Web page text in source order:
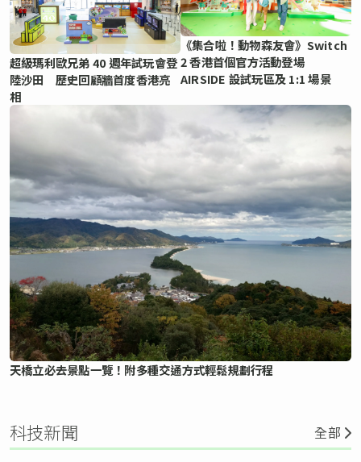
超級瑪利歐兄弟 40 週年試玩會登
陸沙田 歷史回顧牆首度香港亮
相
《集合啦！動物森友會》Switch
2 香港首個官方活動登場
AIRSIDE 設試玩區及 1:1 場景
天橋立必去景點一覽！附多種交通方式輕鬆規劃行程
科技新聞 全部